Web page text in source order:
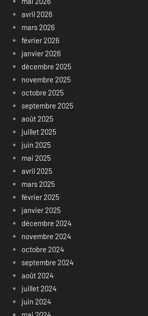
avril 2026
mars 2026
février 2026
janvier 2026
décembre 2025
novembre 2025
octobre 2025
septembre 2025
août 2025
juillet 2025
juin 2025
mai 2025
avril 2025
mars 2025
février 2025
janvier 2025
décembre 2024
novembre 2024
octobre 2024
septembre 2024
août 2024
juillet 2024
juin 2024